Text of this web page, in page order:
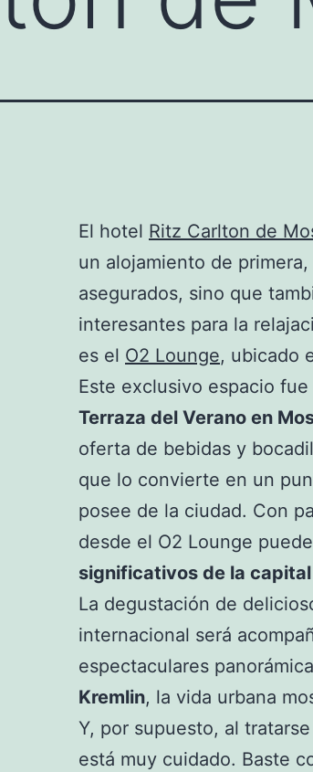
El hotel Ritz Carlton de
un alojamiento de
asegurados, sino que
interesantes para la
es el O2 Lounge, ubicado
Este exclusivo espacio
Terraza del Verano en
oferta de bebidas y
que lo convierte en un
posee de la ciudad. Con
desde el O2 Lounge
significativos de la
La degustación de
internacional será
espectaculares
Kremlin, la vida urbana
Y, por supuesto, al
está muy cuidado. Baste